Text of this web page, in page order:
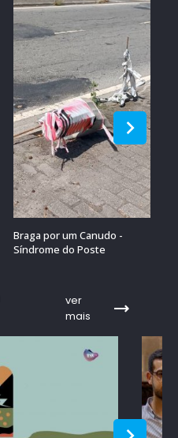
Braga por um Canudo -
Síndrome do Poste
ver
mais